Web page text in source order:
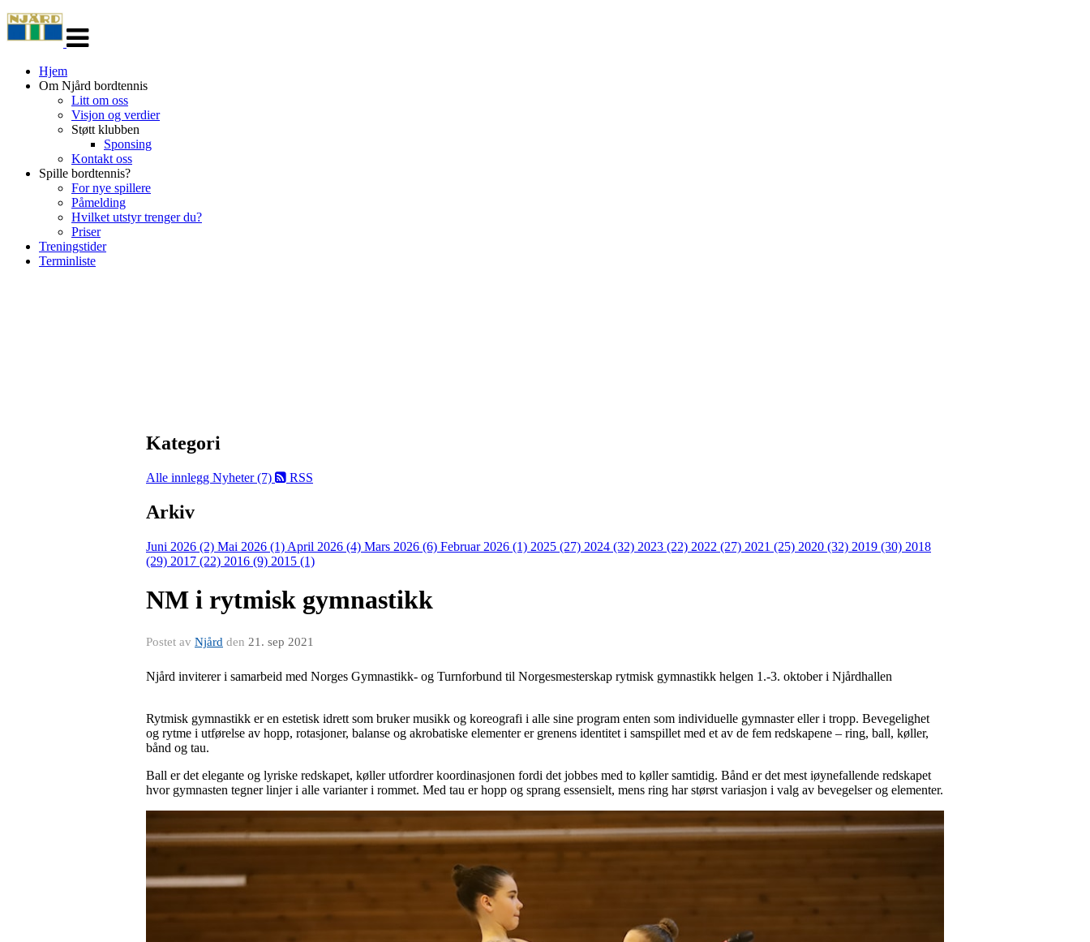
navigasjon
Hjem
Om Njård bordtennis
Litt om oss
Visjon og verdier
Støtt klubben
Sponsing
Kontakt oss
Spille bordtennis?
For nye spillere
Påmelding
Hvilket utstyr trenger du?
Priser
Treningstider
Terminliste
Kategori
Alle innlegg Nyheter (7) RSS
Arkiv
Juni 2026 (2) Mai 2026 (1) April 2026 (4) Mars 2026 (6) Februar 2026 (1) 2025 (27) 2024 (32) 2023 (22) 2022 (27) 2021 (25) 2020 (32) 2019 (30) 2018
(29) 2017 (22) 2016 (9) 2015 (1)
NM i rytmisk gymnastikk
Postet av Njård den 21. sep 2021
Njård inviterer i samarbeid med Norges Gymnastikk- og Turnforbund til Norgesmesterskap rytmisk gymnastikk helgen 1.-3. oktober i Njårdhallen
Rytmisk gymnastikk er en estetisk idrett som bruker musikk og koreografi i alle sine program enten som individuelle gymnaster eller i tropp. Bevegelighet
og rytme i utførelse av hopp, rotasjoner, balanse og akrobatiske elementer er grenens identitet i samspillet med et av de fem redskapene – ring, ball, køller,
bånd og tau.
Ball er det elegante og lyriske redskapet, køller utfordrer koordinasjonen fordi det jobbes med to køller samtidig. Bånd er det mest iøynefallende redskapet
hvor gymnasten tegner linjer i alle varianter i rommet. Med tau er hopp og sprang essensielt, mens ring har størst variasjon i valg av bevegelser og elementer.